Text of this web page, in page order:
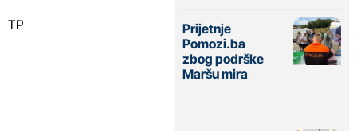
TP
Prijetnje
Pomozi.ba
zbog podrške
Maršu mira